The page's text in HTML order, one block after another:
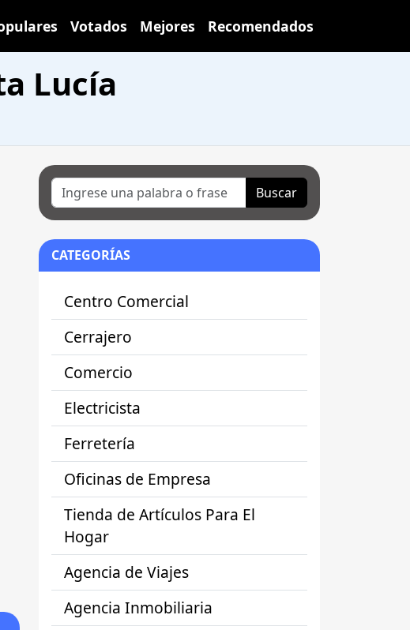
Votados Mejores Recomendados
Lucía
Buscar
CATEGORÍAS
Centro Comercial
Cerrajero
Comercio
Electricista
Ferretería
Oficinas de Empresa
Tienda de Artículos Para El
Hogar
Agencia de Viajes
Agencia Inmobiliaria